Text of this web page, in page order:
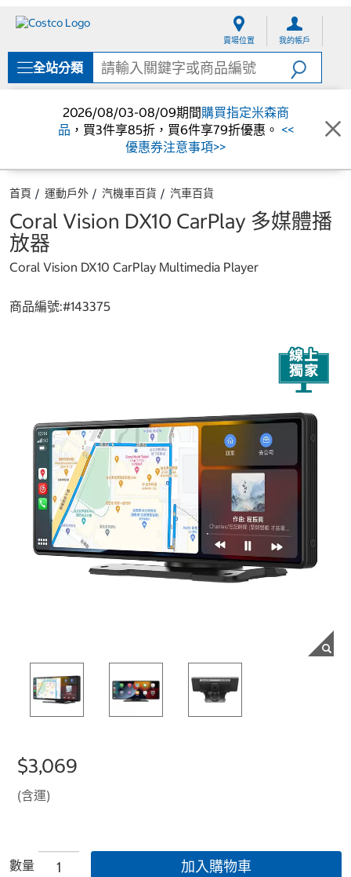
單
賣場位置 我的帳戶
全站分類
2026/08/03-08/09期間購買指定米森商
品 ，買3件享85折，買6件享79折優惠。 <<
優惠券注意事項>>
首頁 運動戶外 汽機車百貨 汽車百貨
Coral Vision DX10 CarPlay 多媒體播
放器
Coral Vision DX10 CarPlay Multimedia Player
商品編號:#143375
$3,069
(含運)
數量 加入購物車